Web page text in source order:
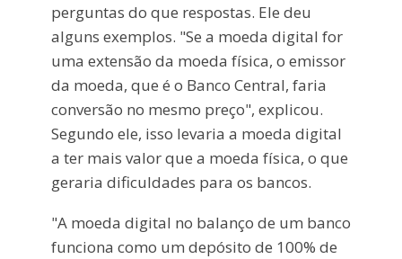
perguntas do que respostas. Ele deu
alguns exemplos. "Se a moeda digital for
uma extensão da moeda física, o emissor
da moeda, que é o Banco Central, faria
conversão no mesmo preço", explicou.
Segundo ele, isso levaria a moeda digital
a ter mais valor que a moeda física, o que
geraria dificuldades para os bancos.
"A moeda digital no balanço de um banco
funciona como um depósito de 100% de